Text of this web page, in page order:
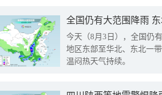
全国仍有大范围降雨
今天（8月3日），全国仍
地区东部至华北、东北一
温闷热天气持续。